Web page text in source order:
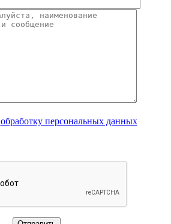
обработку персональных данных